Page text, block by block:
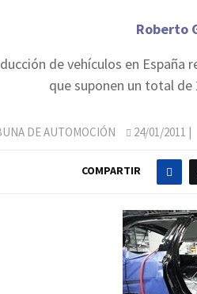
Roberto
de vehículos en
que suponen un total de
DE AUTOMOCIÓN 24/01/2011 |
COMPARTIR